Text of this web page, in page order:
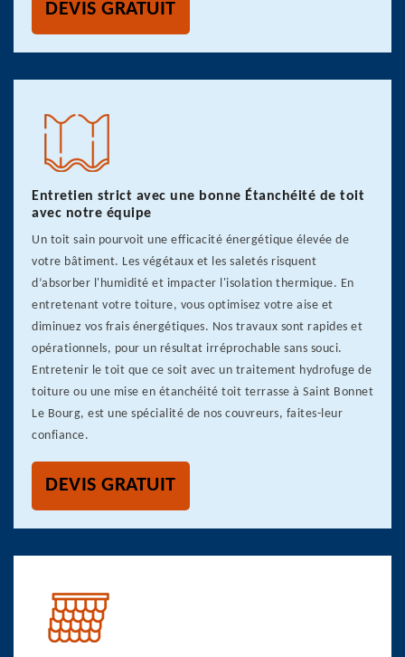
DEVIS GRATUIT
Entretien strict avec une bonne Étanchéité de toit
avec notre équipe
Un toit sain pourvoit une efficacité énergétique élevée de
votre bâtiment. Les végétaux et les saletés risquent
d’absorber l'humidité et impacter l'isolation thermique. En
entretenant votre toiture, vous optimisez votre aise et
diminuez vos frais énergétiques. Nos travaux sont rapides et
opérationnels, pour un résultat irréprochable sans souci.
Entretenir le toit que ce soit avec un traitement hydrofuge de
toiture ou une mise en étanchéité toit terrasse à Saint Bonnet
Le Bourg, est une spécialité de nos couvreurs, faites-leur
confiance.
DEVIS GRATUIT